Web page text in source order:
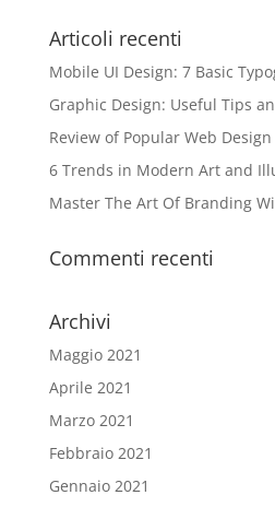
Articoli recenti
Mobile UI Design: 7 Basic
Graphic Design: Useful Tips
Review of Popular Web
6 Trends in Modern Art and
Master The Art Of Branding
Commenti recenti
Archivi
Maggio 2021
Aprile 2021
Marzo 2021
Febbraio 2021
Gennaio 2021